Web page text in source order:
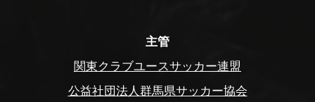
主管
関東クラブユースサッカー連盟
公益社団法人群馬県サッカー協会